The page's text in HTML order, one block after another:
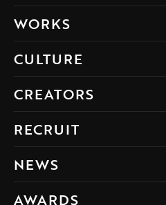
WORKS
CULTURE
CREATORS
RECRUIT
NEWS
AWARDS